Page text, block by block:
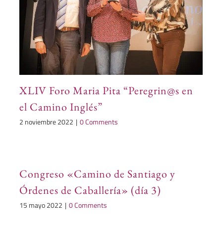
XLIV Foro Maria Pita “Peregrin@s en
el Camino Inglés”
2 noviembre 2022 | 0 Comments
Congreso «Camino de Santiago y
Órdenes de Caballería» (día 3)
15 mayo 2022 | 0 Comments